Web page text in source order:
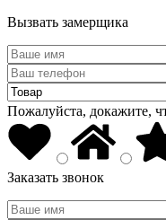
Вызвать замерщика
Пожалуйста, докажите,
Заказать звонок